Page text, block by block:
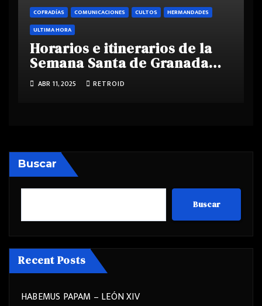
COFRADÍAS COMUNICACIONES CULTOS
HERMANDADES
ULTIMA HORA
Horarios e itinerarios de la
Semana Santa de Granada
2025
ABR 11, 2025 RETROID
Buscar
Buscar
Recent Posts
HABEMUS PAPAM – LEÓN XIV